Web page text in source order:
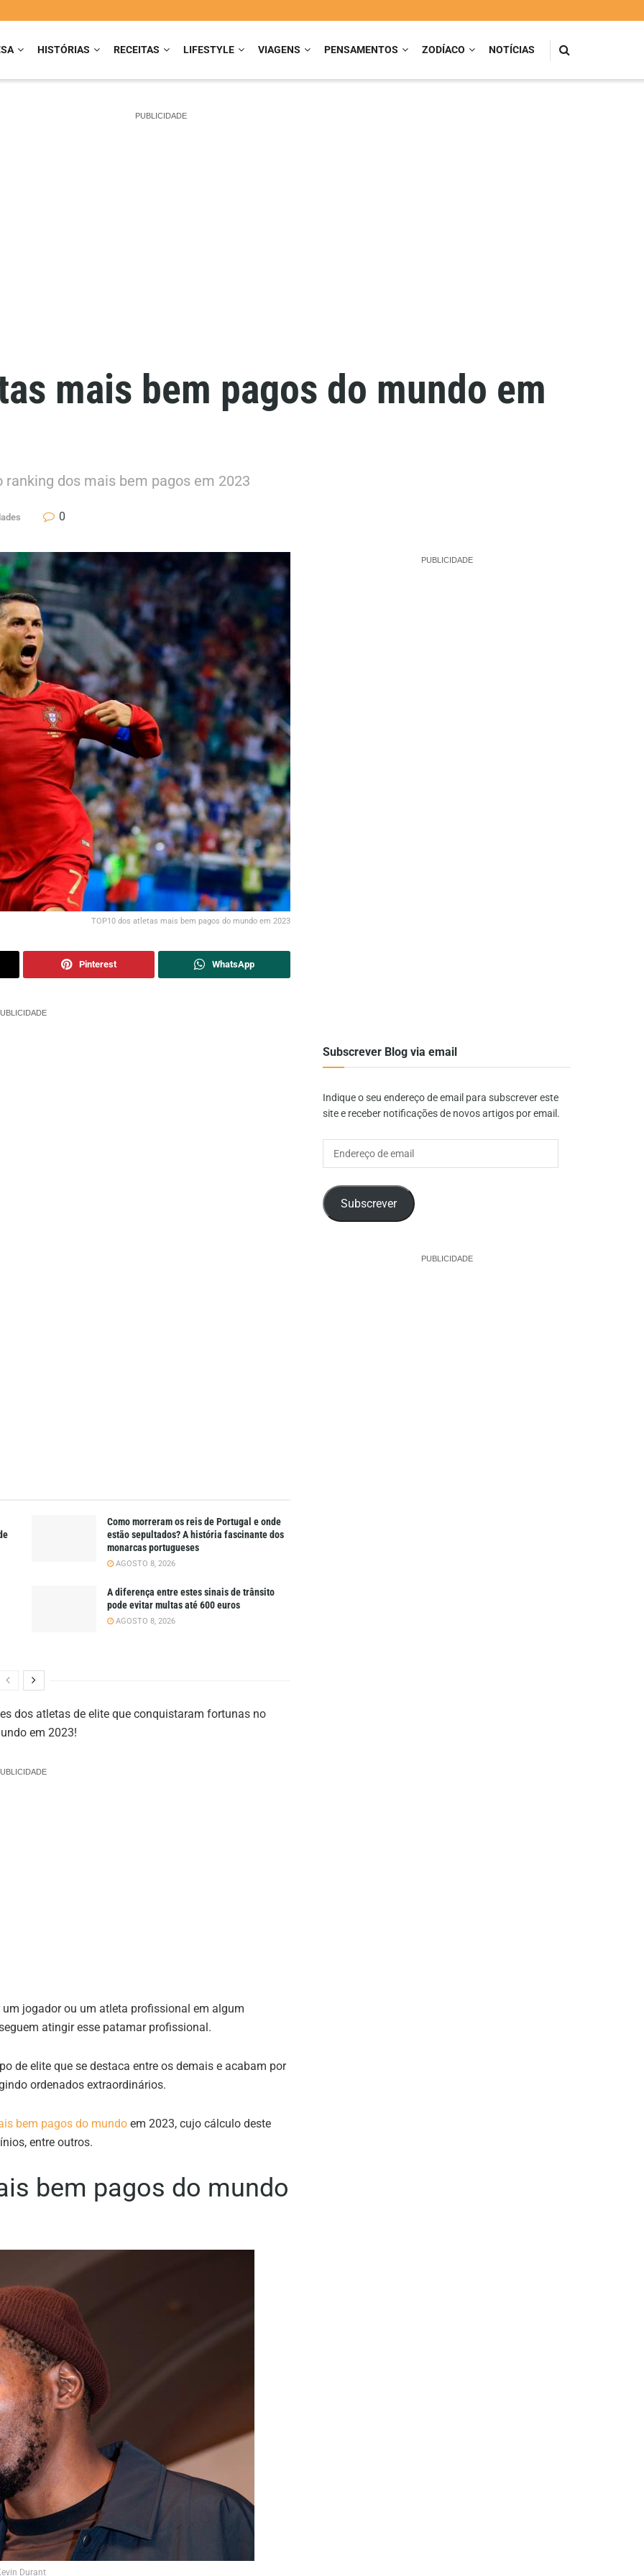
HISTÓRIAS RECEITAS LIFESTYLE VIAGENS PENSAMENTOS ZODÍACO NOTÍCIAS
PUBLICIDADE
mais bem pagos do mundo em
dos mais bem pagos em 2023
0
TOP10 dos atletas mais bem pagos do mundo em 2023
Pinterest WhatsApp
Como morreram os reis de Portugal e onde
estão sepultados? A história fascinante dos
monarcas portugueses
AGOSTO 8, 2026
A diferença entre estes sinais de trânsito
pode evitar multas até 600 euros
AGOSTO 8, 2026
dos atletas de elite que conquistaram fortunas no
em 2023!
jogador ou um atleta profissional em algum
atingir esse patamar profissional.
de elite que se destaca entre os demais e acabam por
ordenados extraordinários.
bem pagos do mundo em 2023, cujo cálculo deste
entre outros.
bem pagos do mundo
Durant
PUBLICIDADE
Subscrever Blog via email
Indique o seu endereço de email para subscrever este
site e receber notificações de novos artigos por email.
Subscrever
PUBLICIDADE